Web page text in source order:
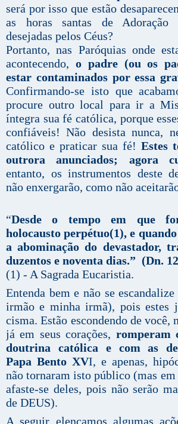
será por isso que estão
as horas santas de Adoração
desejadas pelos Céus?
Portanto, nas Paróquias onde
acontecendo, o padre (ou os
estar contaminados por essa
Confirmando-se isto que
procure outro local para ir a
íntegra sua fé católica, porque
confiáveis! Não desista nunca,
católico e praticar sua fé! Estes
outrora anunciados; agora
entanto, os instrumentos deste
não enxergarão, como não
“Desde o tempo em que
holocausto perpétuo(1), e
a abominação do devastador,
duzentos e noventa dias.” (Dn.
(1) - A Sagrada Eucaristia.
Entenda bem e não se
irmão e minha irmã), pois estes
cisma. Estão escondendo de você,
já em seus corações, romperam
doutrina católica e com as
Papa Bento XVI, e apenas,
não tornaram isto público (mas
afaste-se deles, pois não serão
de DEUS).
A seguir elencamos algumas